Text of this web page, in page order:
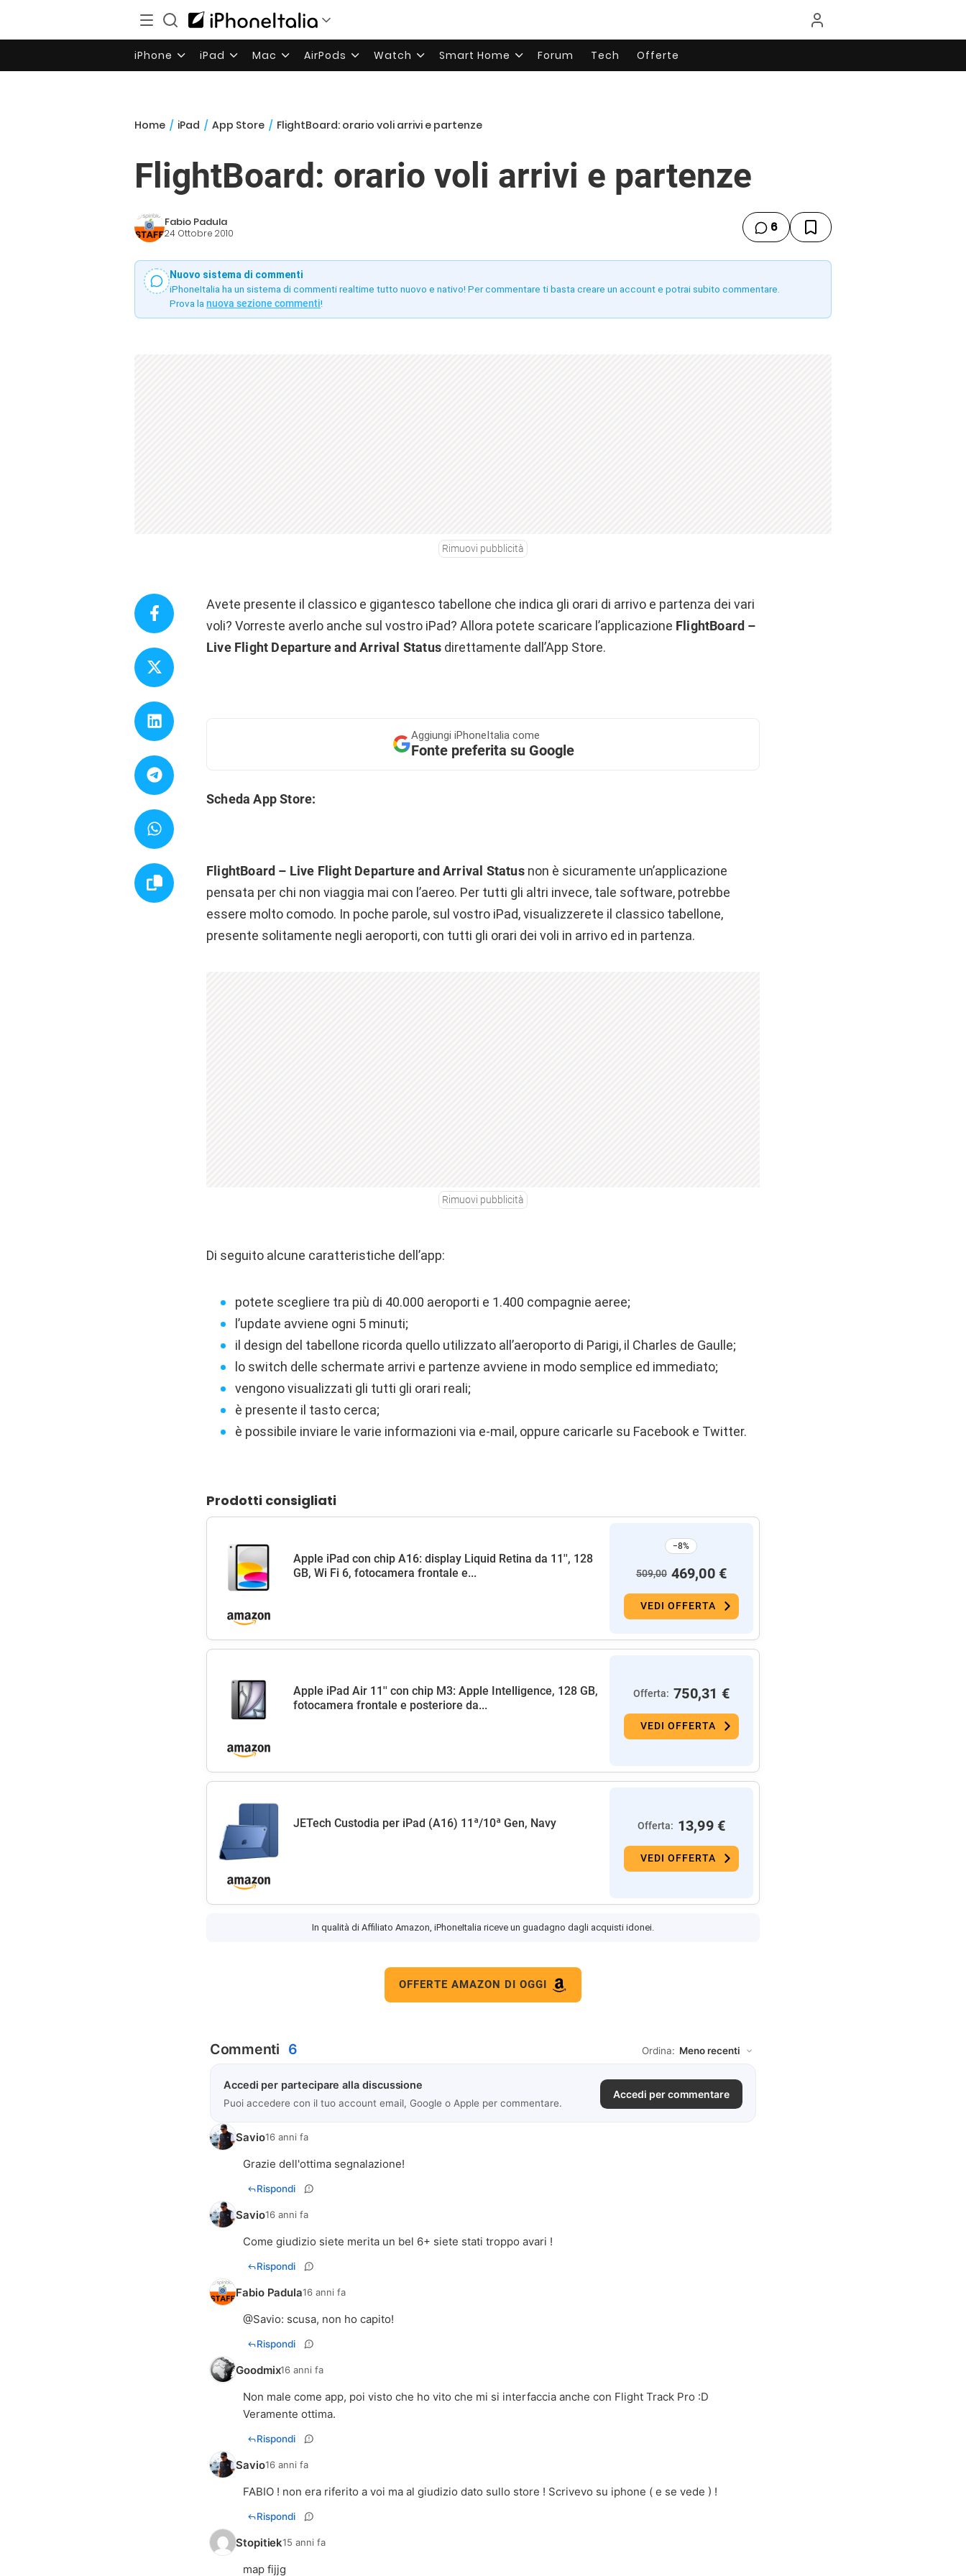
iPhone iPad Mac AirPods Watch Smart Home Forum Tech Offerte
Home / iPad / App Store / FlightBoard: orario voli arrivi e partenze
FlightBoard: orario voli arrivi e partenze
Fabio Padula
24 Ottobre 2010 6
Nuovo sistema di commenti
iPhoneItalia ha un sistema di commenti realtime tutto nuovo e nativo! Per commentare ti basta creare un account e potrai subito commentare.
Prova la nuova sezione commenti!
Rimuovi pubblicità
Avete presente il classico e gigantesco tabellone che indica gli orari di arrivo e partenza dei vari
voli? Vorreste averlo anche sul vostro iPad? Allora potete scaricare l’applicazione FlightBoard –
Live Flight Departure and Arrival Status direttamente dall’App Store.
Aggiungi iPhoneItalia come
Fonte preferita su Google
Scheda App Store:
FlightBoard – Live Flight Departure and Arrival Statusnon è sicuramente un’applicazione
pensata per chi non viaggia mai con l’aereo. Per tutti gli altri invece, tale software, potrebbe
essere molto comodo. In poche parole, sul vostro iPad, visualizzerete il classico tabellone,
presente solitamente negli aeroporti, con tutti gli orari dei voli in arrivo ed in partenza.
Rimuovi pubblicità
Di seguito alcune caratteristiche dell’app:
potete scegliere tra più di 40.000 aeroporti e 1.400 compagnie aeree;
l’update avviene ogni 5 minuti;
il design del tabellone ricorda quello utilizzato all’aeroporto di Parigi, il Charles de Gaulle;
lo switch delle schermate arrivi e partenze avviene in modo semplice ed immediato;
vengono visualizzati gli tutti gli orari reali;
è presente il tasto cerca;
è possibile inviare le varie informazioni via e-mail, oppure caricarle su Facebook e Twitter.
Prodotti consigliati
Apple iPad con chip A16: display Liquid Retina da 11'', 128
GB, Wi Fi 6, fotocamera frontale e...
−8%
509,00 469,00 €
VEDI OFFERTA
Apple iPad Air 11'' con chip M3: Apple Intelligence, 128 GB,
fotocamera frontale e posteriore da...
Offerta: 750,31 €
VEDI OFFERTA
JETech Custodia per iPad (A16) 11ª/10ª Gen, Navy Offerta: 13,99 €
VEDI OFFERTA
In qualità di Affiliato Amazon, iPhoneItalia riceve un guadagno dagli acquisti idonei.
OFFERTE AMAZON DI OGGI
Commenti 6 Ordina:
Accedi per partecipare alla discussione
Puoi accedere con il tuo account email, Google o Apple per commentare.
Accedi per commentare
Savio16 anni fa
Grazie dell'ottima segnalazione!
Rispondi
Savio16 anni fa
Come giudizio siete merita un bel 6+ siete stati troppo avari !
Rispondi
Fabio Padula16 anni fa
@Savio: scusa, non ho capito!
Rispondi
Goodmix16 anni fa
Non male come app, poi visto che ho vito che mi si interfaccia anche con Flight Track Pro :D
Veramente ottima.
Rispondi
Savio16 anni fa
FABIO ! non era riferito a voi ma al giudizio dato sullo store ! Scrivevo su iphone ( e se vede ) !
Rispondi
Stopitiek15 anni fa
map fijjg